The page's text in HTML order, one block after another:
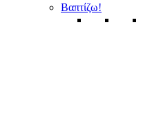
Βαπτίζω!